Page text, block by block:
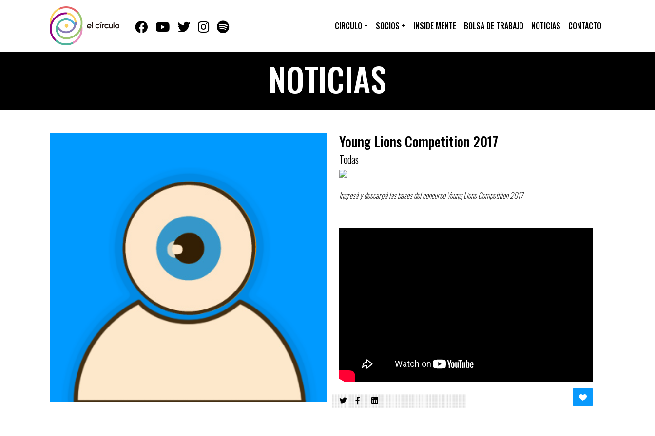
CIRCULO + SOCIOS + INSIDE MENTE BOLSA DE TRABAJO NOTICIAS CONTACTO
NOTICIAS
Young Lions Competition 2017
Todas
Ingresá y descargá las bases del concurso Young Lions Competition 2017